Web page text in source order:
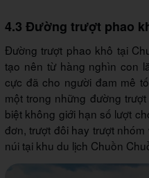
4.3 Đường trượt phao
Đường trượt phao khô tại
tạo nên từ hàng nghìn con
cực đã cho người đam mê
một trong những đường
biệt không giới hạn số lượt
đơn, trượt đôi hay trượt
núi tại khu du lịch Chuồn